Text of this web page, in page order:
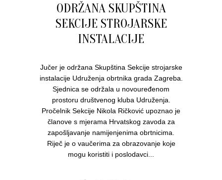
ODRŽANA SKUPŠTINA
SEKCIJE STROJARSKE
INSTALACIJE
Jučer je održana Skupština Sekcije strojarske
instalacije Udruženja obrtnika grada Zagreba.
Sjednica se održala u novouređenom
prostoru društvenog kluba Udruženja.
Pročelnik Sekcije Nikola Ričković upoznao je
članove s mjerama Hrvatskog zavoda za
zapošljavanje namijenjenima obrtnicima.
Riječ je o vaučerima za obrazovanje koje
mogu koristiti i poslodavci...